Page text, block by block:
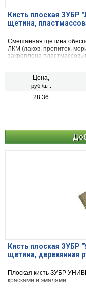
Кисть плоская
щетина,
Смешанная щетина
ЛКМ (лаков, пропиток,
закреплена
Цена,
руб./шт.
28.36
Кисть плоская ЗУБР
щетина, деревянная
Плоская кисть ЗУБР
красками и эмалями.